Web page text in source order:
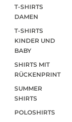
T-SHIRTS
DAMEN
T-SHIRTS
KINDER UND
BABY
SHIRTS MIT
RÜCKENPRINT
SUMMER
SHIRTS
POLOSHIRTS